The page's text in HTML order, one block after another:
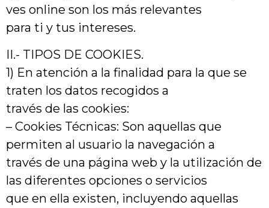
ves online son los más relevantes
para ti y tus intereses.
II.- TIPOS DE COOKIES.
1) En atención a la finalidad para la que se
traten los datos recogidos a
través de las cookies:
– Cookies Técnicas: Son aquellas que
permiten al usuario la navegación a
través de una página web y la utilización de
las diferentes opciones o servicios
que en ella existen, incluyendo aquellas